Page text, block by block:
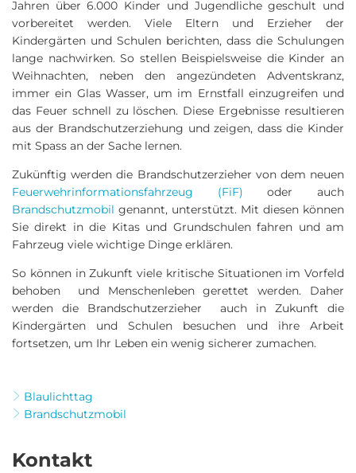
Jahren über 6.000 Kinder und Jugendliche geschult und
vorbereitet werden. Viele Eltern und Erzieher der
Kindergärten und Schulen berichten, dass die Schulungen
lange nachwirken. So stellen Beispielsweise die Kinder an
Weihnachten, neben den angezündeten Adventskranz,
immer ein Glas Wasser, um im Ernstfall einzugreifen und
das Feuer schnell zu löschen. Diese Ergebnisse resultieren
aus der Brandschutzerziehung und zeigen, dass die Kinder
mit Spass an der Sache lernen.
Zukünftig werden die Brandschutzerzieher von dem neuen
Feuerwehrinformationsfahrzeug (FiF) oder auch
Brandschutzmobil genannt, unterstützt. Mit diesen können
Sie direkt in die Kitas und Grundschulen fahren und am
Fahrzeug viele wichtige Dinge erklären.
So können in Zukunft viele kritische Situationen im Vorfeld
behoben und Menschenleben gerettet werden. Daher
werden die Brandschutzerzieher auch in Zukunft die
Kindergärten und Schulen besuchen und ihre Arbeit
fortsetzen, um Ihr Leben ein wenig sicherer zumachen.
Blaulichttag
Brandschutzmobil
Kontakt